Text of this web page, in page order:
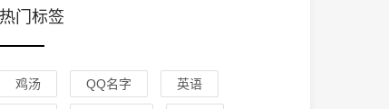
热门标签
鸡汤 QQ名字 英语